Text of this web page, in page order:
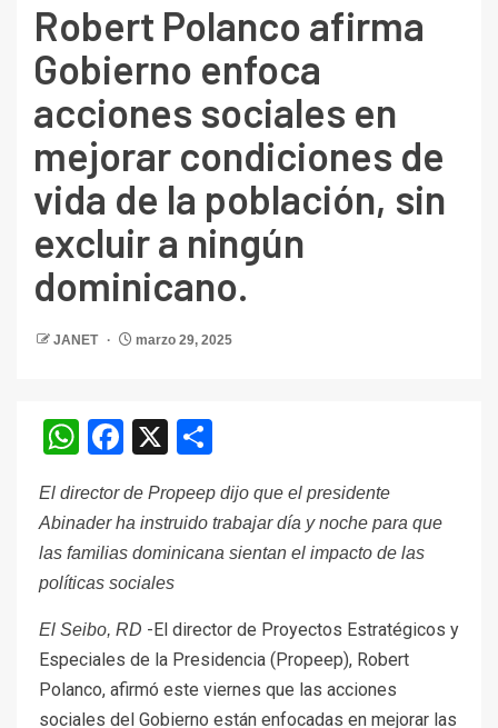
Robert Polanco afirma
Gobierno enfoca
acciones sociales en
mejorar condiciones de
vida de la población, sin
excluir a ningún
dominicano.
JANET marzo 29, 2025
WhatsApp
Facebook
X
El director de Propeep dijo que el presidente
Abinader ha instruido trabajar día y noche para que
las familias dominicana sientan el impacto de las
políticas sociales
El Seibo, RD -El director de Proyectos Estratégicos y
Especiales de la Presidencia (Propeep), Robert
Polanco, afirmó este viernes que las acciones
sociales del Gobierno están enfocadas en mejorar las